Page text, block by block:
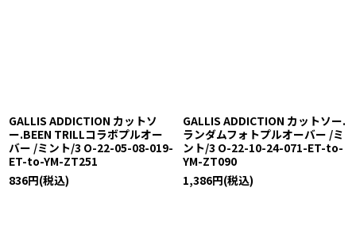
GALLIS ADDICTION カットソ
ー.BEEN TRILLコラボプルオー
バー /ミント/3 O-22-05-08-019-
ET-to-YM-ZT251
836円(税込)
GALLIS ADDICTION カットソー.
ランダムフォトプルオーバー /ミ
ント/3 O-22-10-24-071-ET-to-
YM-ZT090
1,386円(税込)